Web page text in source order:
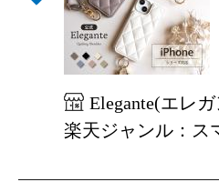
Elegante(エレ
楽天ジャンル：ス